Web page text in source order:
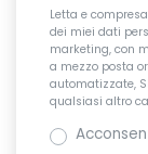
Letta e compresa
dei miei dati
marketing, con
a mezzo posta
automatizzate,
qualsiasi altro